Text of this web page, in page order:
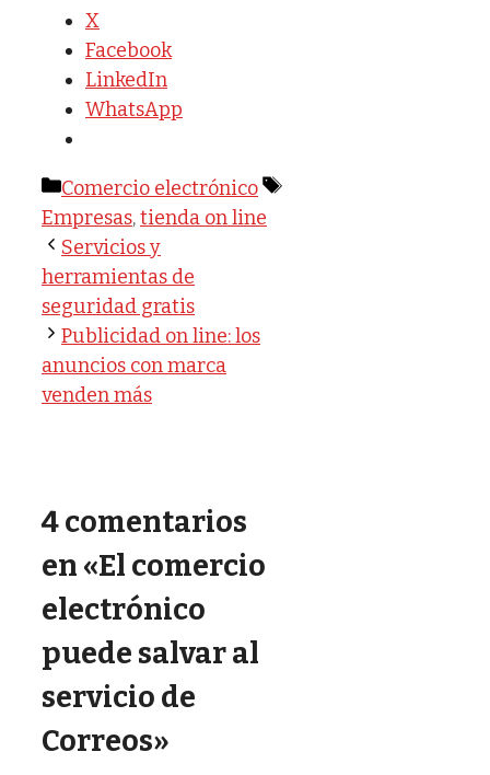
X
Facebook
LinkedIn
WhatsApp
Categorías
Comercio electrónico
Etiquetas
Empresas,tienda on line
Servicios y
herramientas de
seguridad gratis
Publicidad on line: los
anuncios con marca
venden más
4 comentarios
en «El comercio
electrónico
puede salvar al
servicio de
Correos»